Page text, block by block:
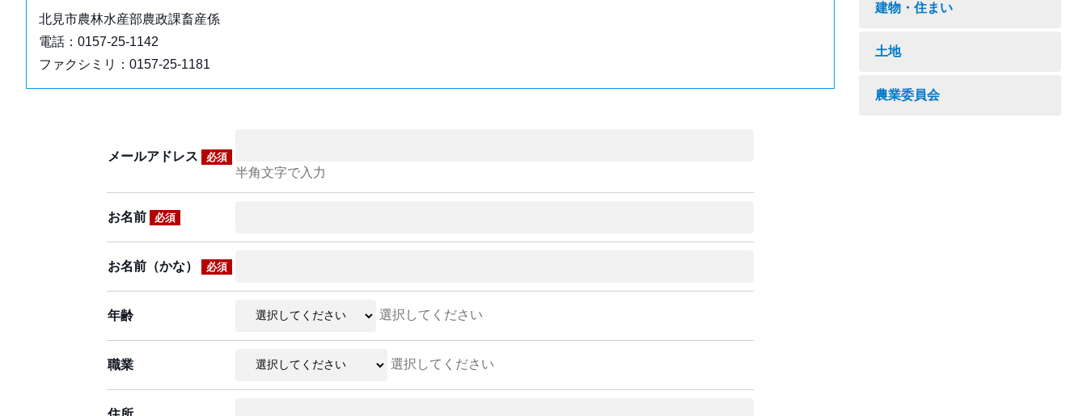
北見市農林水産部農政課畜産係
電話：0157-25-1142
ファクシミリ：0157-25-1181
メールアドレス 必須
半角文字で入力
お名前 必須
お名前（かな） 必須
年齢 選択してください
職業 選択してください
建物・住まい
土地
農業委員会